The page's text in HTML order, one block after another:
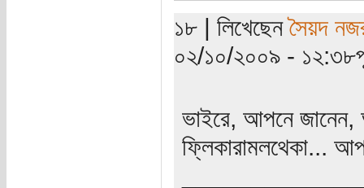
১৮ | লিখেছেনসৈয়দ
০২/১০/২০০৯ -
ভাইরে, আপনে
ফ্লিকারামলথেকা...